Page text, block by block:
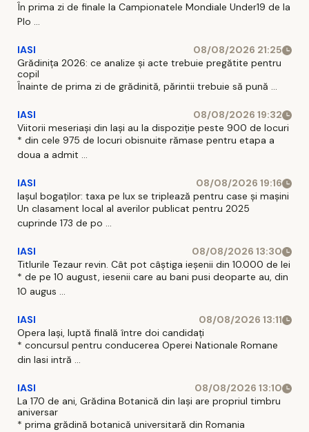
În prima zi de finale la Campionatele Mondiale Under19 de la
Plo ...
IASI
08/08/2026 21:25
Grădinița 2026: ce analize și acte trebuie pregătite pentru
copil
Înainte de prima zi de grădinită, părintii trebuie să pună ...
IASI
08/08/2026 19:32
Viitorii meseriași din Iași au la dispoziție peste 900 de locuri
* din cele 975 de locuri obisnuite rămase pentru etapa a
doua a admit ...
IASI
08/08/2026 19:16
Iașul bogaților: taxa pe lux se triplează pentru case și mașini
Un clasament local al averilor publicat pentru 2025
cuprinde 173 de po ...
IASI
08/08/2026 13:30
Titlurile Tezaur revin. Cât pot câștiga ieșenii din 10.000 de lei
* de pe 10 august, iesenii care au bani pusi deoparte au, din
10 augus ...
IASI
08/08/2026 13:11
Opera Iași, luptă finală între doi candidați
* concursul pentru conducerea Operei Nationale Romane
din Iasi intră ...
IASI
08/08/2026 13:10
La 170 de ani, Grădina Botanică din Iași are propriul timbru
aniversar
* prima grădină botanică universitară din Romania